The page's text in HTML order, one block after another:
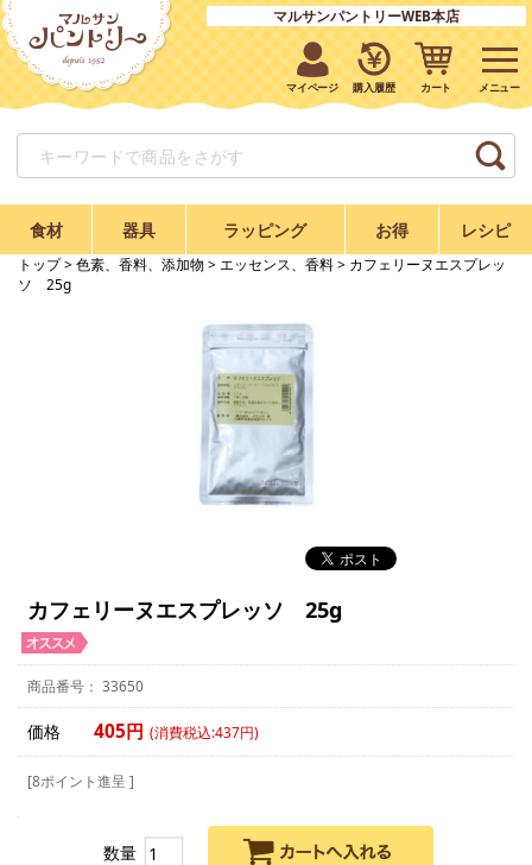
マルサンパントリーWEB本店
マイページ 購入履歴 カート
食材 器具 ラッピング お得 レシピ
トップ> 色素、香料、添加物 > エッセンス、香料> カフェリーヌエスプレッ
ソ 25g
カフェリーヌエスプレッソ 25g
33650
価格 405円 (消費税込:437円)
[8ポイント進呈 ]
数量